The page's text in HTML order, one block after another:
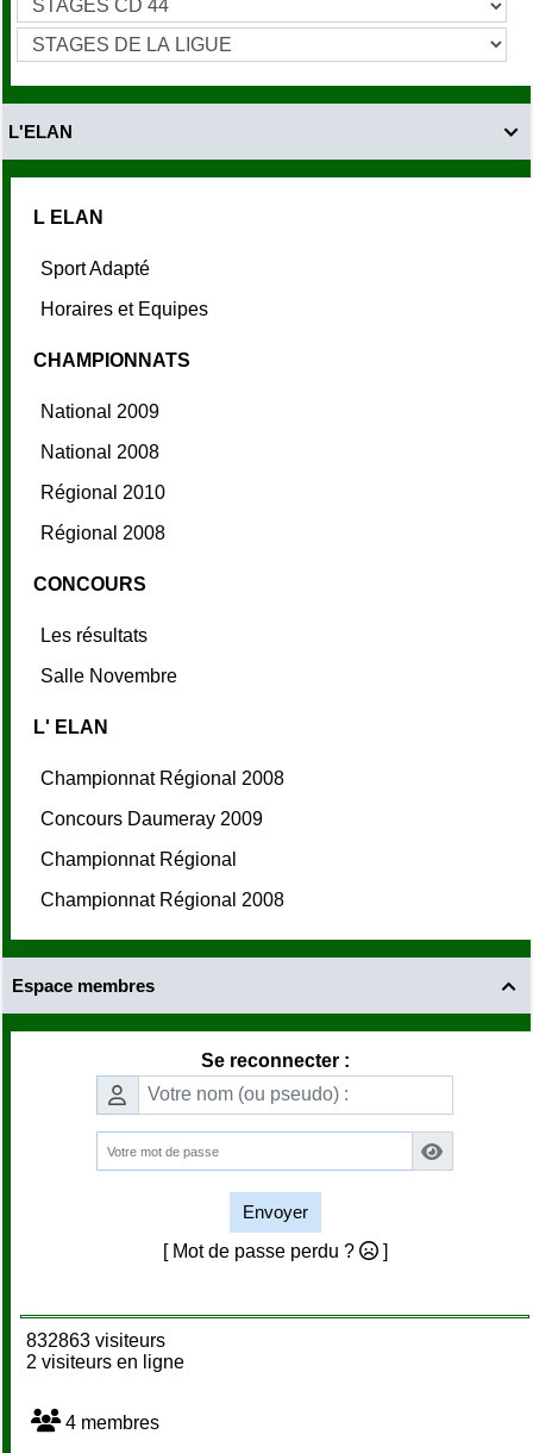

L'ELAN
L ELAN
Sport Adapté
Horaires et Equipes
CHAMPIONNATS
National 2009
National 2008
Régional 2010
Régional 2008
CONCOURS
Les résultats
Salle Novembre
L' ELAN
Championnat Régional 2008
Concours Daumeray 2009
Championnat Régional
Championnat Régional 2008

Espace membres
Se reconnecter :
Envoyer
[ Mot de passe perdu ?
]
832863 visiteurs
2 visiteurs en ligne
4 membres